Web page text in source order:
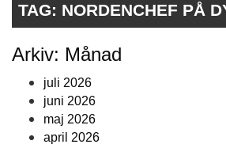
TAG: NORDENCHEF PÅ
Arkiv: Månad
juli 2026
juni 2026
maj 2026
april 2026